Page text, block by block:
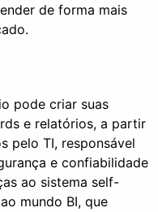
de forma mais
pode criar suas
e relatórios, a partir
pelo TI, responsável
e confiabilidade
ao sistema self-
mundo BI, que